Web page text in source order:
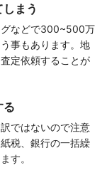
まう
グなどで300~500万
事もあります。地
定依頼することが
る
ではないので注意
税、銀行の一括繰
す。